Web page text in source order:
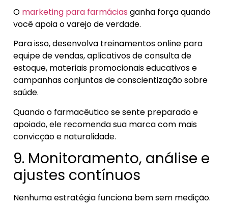
O marketing para farmácias ganha força quando
você apoia o varejo de verdade.
Para isso, desenvolva treinamentos online para
equipe de vendas, aplicativos de consulta de
estoque, materiais promocionais educativos e
campanhas conjuntas de conscientização sobre
saúde.
Quando o farmacêutico se sente preparado e
apoiado, ele recomenda sua marca com mais
convicção e naturalidade.
9. Monitoramento, análise e
ajustes contínuos
Nenhuma estratégia funciona bem sem medição.